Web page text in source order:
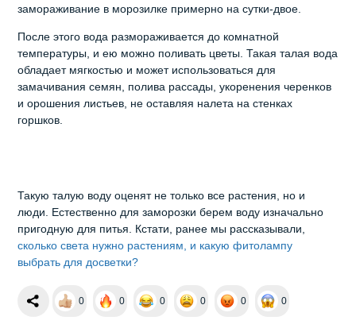
замораживание в морозилке примерно на сутки-двое.
После этого вода размораживается до комнатной
температуры, и ею можно поливать цветы. Такая талая вода
обладает мягкостью и может использоваться для
замачивания семян, полива рассады, укоренения черенков
и орошения листьев, не оставляя налета на стенках
горшков.
Такую талую воду оценят не только все растения, но и
люди. Естественно для заморозки берем воду изначально
пригодную для питья. Кстати, ранее мы рассказывали,
сколько света нужно растениям, и какую фитолампу
выбрать для досветки?
0 0 0 0 0 0